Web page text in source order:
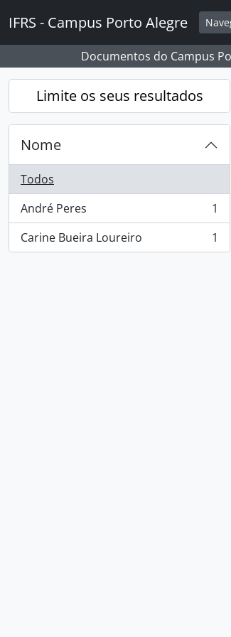
IFRS - Campus Porto Alegre
Documentos do Campus
Limite os seus resultados
Nome
Todos
André Peres
, 1 resultados
1
Carine Bueira Loureiro
, 1 resultados 1